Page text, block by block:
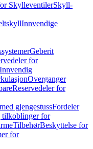
SkylleventilerSkyll-
Innvendige
Geberit
for
Innvendig
Overganger
Reservedeler for
gjengestussFordeler
tilkoblinger for
TilbehørBeskyttelse for
for